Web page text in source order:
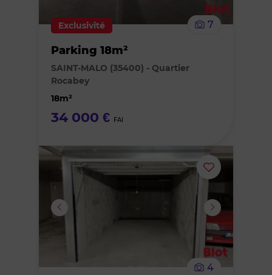
le
Exclusivité 7
Parking 18m²
SAINT-MALO (35400) - Quartier
Rocabey
18m²
34 000 € FAI
Ajouter
ou
supprimer
le
4